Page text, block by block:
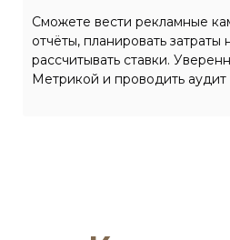
Сможете вести рекламные
отчёты, планировать затраты
рассчитывать ставки.
Метрикой и проводить аудит